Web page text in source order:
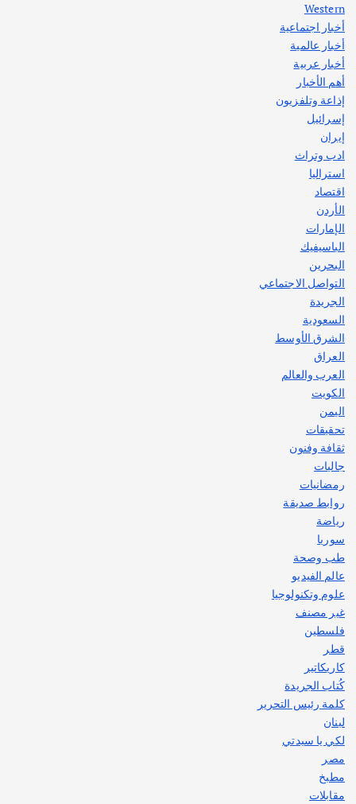
Western
أخبار اجتماعية
أخبار عالمية
أخبار عربية
أهم الأخبار
إذاعة وتلفزيون
إسرائيل
إيران
ادب وتراث
استراليا
اقتصاد
الأردن
الإمارات
الباسيفيك
البحرين
التواصل الاجتماعي
الجريدة
السعودية
الشرق الأوسط
العراق
العرب والعالم
الكويت
اليمن
تحقيقات
ثقافة وفنون
جاليات
رمضانيات
روابط صديقة
رياضة
سوريا
طب وصحة
عالم الفيديو
علوم وتكنولوجيا
غير مصنف
فلسطين
قطر
كاريكاتير
كُتاب الجريدة
كلمة رئيس التحرير
لبنان
لكي يا سيدتي
مصر
مطبخ
مقابلات